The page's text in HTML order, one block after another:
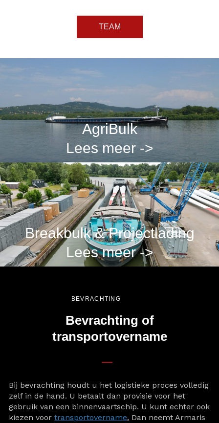
TEAM
AgriBulk
Lees meer ->
Breakbulk & Projectlading
Lees meer ->
BEVRACHTING
Bevrachting of
transportovername
Bij bevrachting houdt u het logistieke proces volledig
zelf in de hand. U betaalt dan provisie voor het
gebruik van een binnenvaartschip. U kunt echter ook
kiezen voortransportovername. Dan neemt Armaris